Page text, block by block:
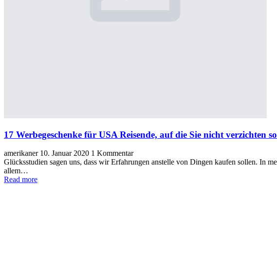
17 Werbegeschenke für USA Reisende, auf die Sie nicht verzichten
amerikaner 10. Januar 2020 1 Kommentar
Glücksstudien sagen uns, dass wir Erfahrungen anstelle von Dingen kaufen sollen. In
allem…
Read more